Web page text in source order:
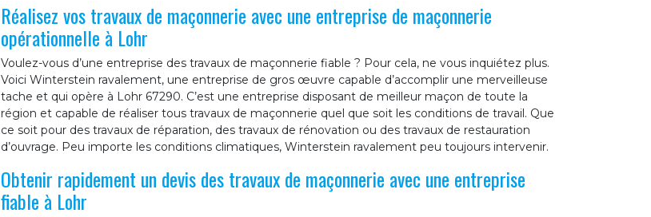
Réalisez vos travaux de maçonnerie avec une entreprise de maçonnerie
opérationnelle à Lohr
Voulez-vous d’une entreprise des travaux de maçonnerie fiable ? Pour cela, ne vous inquiétez plus.
Voici Winterstein ravalement, une entreprise de gros œuvre capable d’accomplir une merveilleuse
tache et qui opère à Lohr 67290. C’est une entreprise disposant de meilleur maçon de toute la
région et capable de réaliser tous travaux de maçonnerie quel que soit les conditions de travail. Que
ce soit pour des travaux de réparation, des travaux de rénovation ou des travaux de restauration
d’ouvrage. Peu importe les conditions climatiques, Winterstein ravalement peu toujours intervenir.
Obtenir rapidement un devis des travaux de maçonnerie avec une entreprise
fiable à Lohr